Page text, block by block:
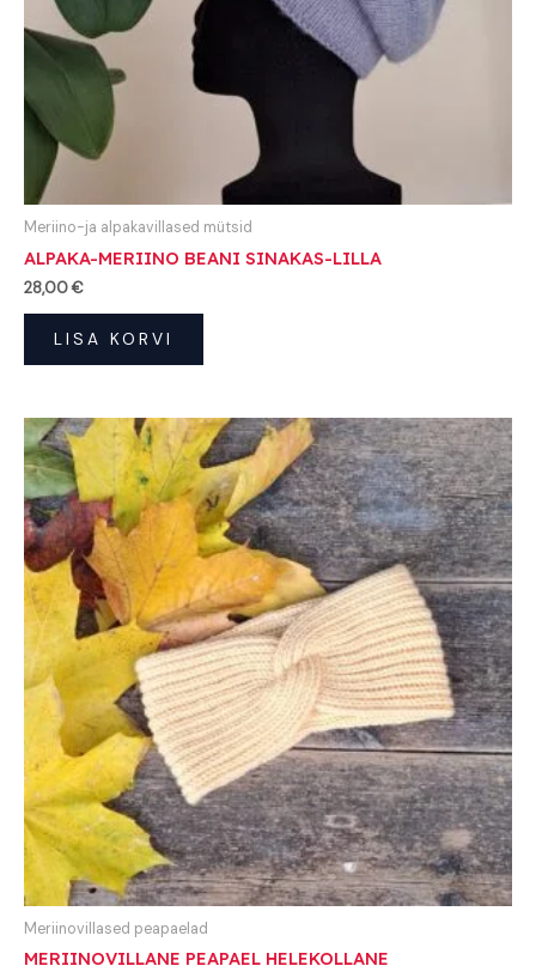
Meriino-ja alpakavillased mütsid
ALPAKA-MERIINO BEANI SINAKAS-LILLA
28,00€
LISA KORVI
Meriinovillased peapaelad
MERIINOVILLANE PEAPAEL HELEKOLLANE